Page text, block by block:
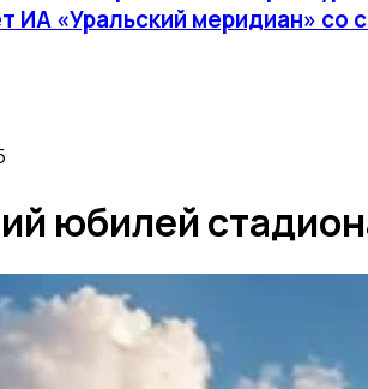
ИА «Уральский меридиан» со
юбилей